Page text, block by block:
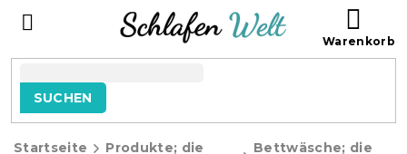
SUCHEN
Startseite
Produkte; die
Bettwäsche; die